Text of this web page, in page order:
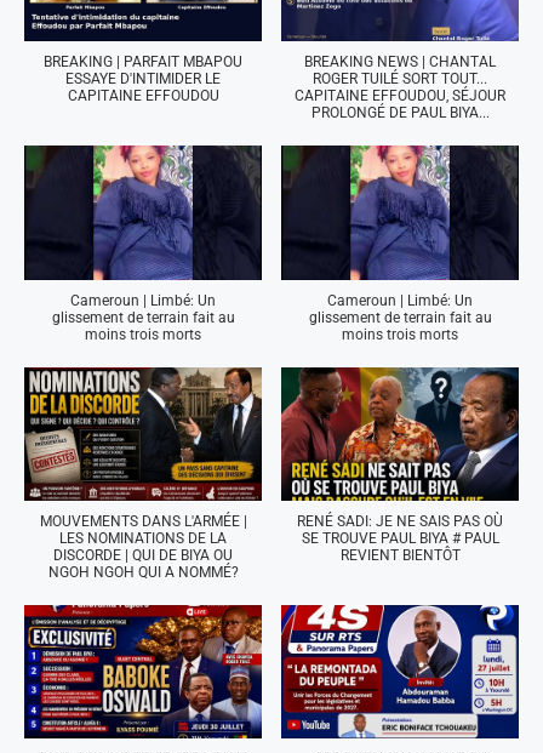
BREAKING | PARFAIT MBAPOU
ESSAYE D'INTIMIDER LE
CAPITAINE EFFOUDOU
BREAKING NEWS | CHANTAL
ROGER TUILÉ SORT TOUT...
CAPITAINE EFFOUDOU, SÉJOUR
PROLONGÉ DE PAUL BIYA...
Cameroun | Limbé: Un
glissement de terrain fait au
moins trois morts
Cameroun | Limbé: Un
glissement de terrain fait au
moins trois morts
MOUVEMENTS DANS L'ARMÉE |
LES NOMINATIONS DE LA
DISCORDE | QUI DE BIYA OU
NGOH NGOH QUI A NOMMÉ?
RENÉ SADI: JE NE SAIS PAS OÙ
SE TROUVE PAUL BIYA # PAUL
REVIENT BIENTÔT